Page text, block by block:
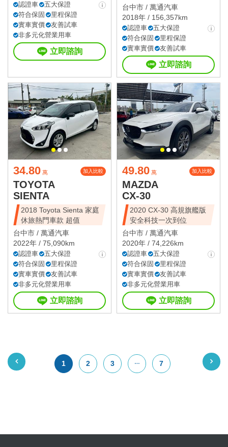
認證車
五大保證
符合保固
里程保證
實車實價
友善試車
非多元化營業用車
立即諮詢
選｜可全額貸
台中市 / 萬通汽車
2018年 / 156,357km
認證車
五大保證
符合保固
里程保證
實車實價
友善試車
立即諮詢
34.80 萬 加入比較
TOYOTA
SIENTA
2018 Toyota Sienta 家庭
休旅熱門車款 超值
台中市 / 萬通汽車
2022年 / 75,090km
認證車
五大保證
符合保固
里程保證
實車實價
友善試車
非多元化營業用車
立即諮詢
49.80 萬 加入比較
MAZDA
CX-30
2020 CX-30 高規旗艦版
安全科技一次到位
台中市 / 萬通汽車
2020年 / 74,226km
認證車
五大保證
符合保固
里程保證
實車實價
友善試車
非多元化營業用車
立即諮詢
1 2 3 7